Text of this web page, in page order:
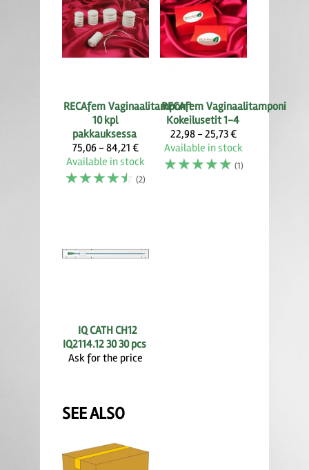
RECAfem Vaginaalitamponit
10 kpl
pakkauksessa
75,06 - 84,21 €
Available in stock
☆☆☆☆☆ (2)
RECAfem Vaginaalitamponi
Kokeilusetit 1-4
22,98 - 25,73 €
Available in stock
☆☆☆☆☆ (1)
IQ CATH CH12
IQ2114.12 30 30 pcs
Ask for the price
SEE ALSO